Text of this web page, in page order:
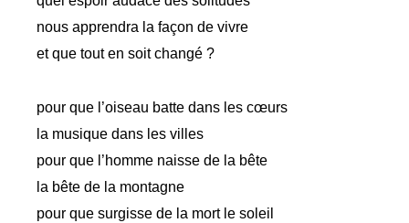
nous apprendra la façon de vivre
et que tout en soit changé ?
pour que l’oiseau batte dans les cœurs
la musique dans les villes
pour que l’homme naisse de la bête
la bête de la montagne
pour que surgisse de la mort le soleil